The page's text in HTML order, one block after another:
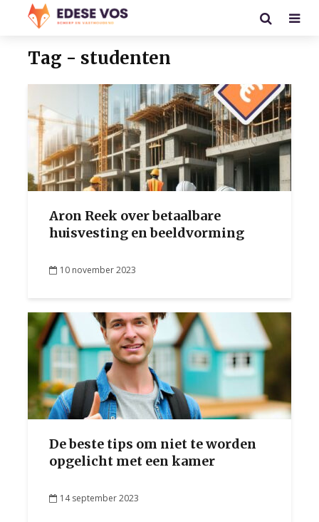
Tag - studenten
Aron Reek over betaalbare
huisvesting en beeldvorming
10 november 2023
De beste tips om niet te worden
opgelicht met een kamer
14 september 2023